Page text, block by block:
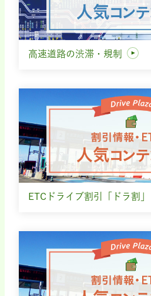
高速道路の渋滞・規制
ETCドライブ割引「ドラ割」